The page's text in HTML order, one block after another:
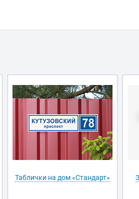
Таблички на дом «Стандарт»